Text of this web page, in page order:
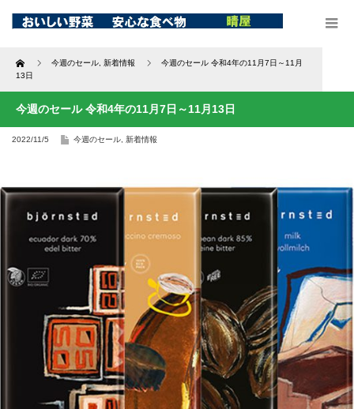
Home 今週のセール 新着情報
今週のセール 令和4年の11月7日～11月
13日
今週のセール 令和4年の11月7日～11月13日
2022/11/5 今週のセール 新着情報